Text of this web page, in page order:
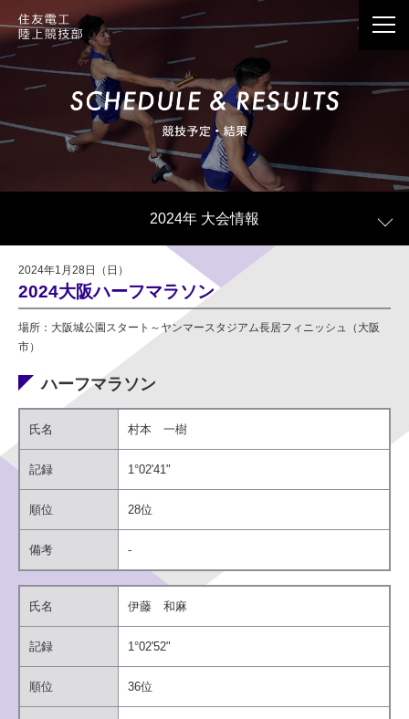
2024年1月28日（日）
2024大阪ハーフマラソン
場所：大阪城公園スタート～ヤンマースタジアム長居フィニッシュ（大阪
市）
ハーフマラソン
氏名 村本 一樹
記録 1°02'41"
順位 28位
備考 -
氏名 伊藤 和麻
記録 1°02'52"
順位 36位
2024年 大会情報
応援メッセージは、Webサイト情報で公開させて
いただくことがございます。
個人情報の記載は避けていただきますようお願い
公開の際、当社の判断で個人情報に当たる記載内
容を一部編集させていただく場合がございます。
公開の有無に関わらず、お送りいただきました応
援メッセージはすべて拝見しております。
同意しない